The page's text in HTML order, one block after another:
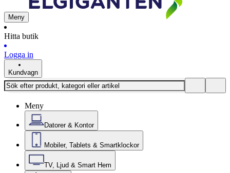
Meny
Hitta butik
Logga in
Kundvagn
Meny
Datorer & Kontor
Mobiler, Tablets & Smartklockor
TV, Ljud & Smart Hem